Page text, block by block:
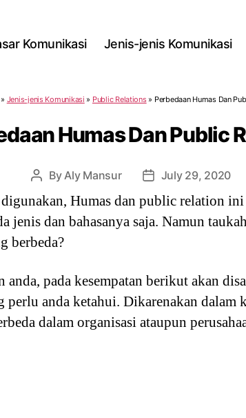
Komunikasi Jenis-jenis Komunikasi
Jenis-jenis Komunikasi » Public Relations» Perbedaan Humas Dan
Humas Dan Public
Post
author
ByAly Mansur
Post
date
July 29, 2020
Humas dan public relation
jenis dan bahasanya saja. Namun
berbeda?
anda, pada kesempatan berikut akan
anda ketahui. Dikarenakan dalam
dalam organisasi ataupun